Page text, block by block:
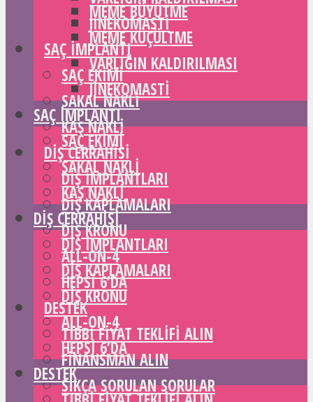
JINEKOMASTI
SAÇ IMPLANTI
SAÇ EKIMI
SAKAL NAKLI
KAŞ NAKLI
DIŞ CERRAHISI
DIŞ IMPLANTLARI
DIŞ KAPLAMALARI
DIŞ KRONU
ALL-ON-4
HEPSI 6’DA
DESTEK
TIBBI FIYAT TEKLIFI ALIN
FINANSMAN ALIN
SIKÇA SORULAN SORULAR
MEME BÜYÜTME
MEME KÜÇÜLTME
VARLIĞIN KALDIRILMASI
JINEKOMASTI
SAÇ IMPLANTI
SAÇ EKIMI
SAKAL NAKLI
KAŞ NAKLI
DIŞ CERRAHISI
DIŞ IMPLANTLARI
DIŞ KAPLAMALARI
DIŞ KRONU
ALL-ON-4
HEPSI 6’DA
DESTEK